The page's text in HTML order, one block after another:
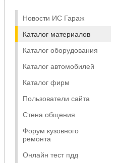
Новости ИС Гараж
Каталог материалов
Каталог оборудования
Каталог автомобилей
Каталог фирм
Пользователи сайта
Стена общения
Форум кузовного
ремонта
Онлайн тест пдд